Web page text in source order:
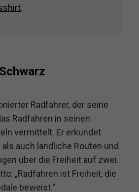
.
Radfahrer, der seine
Radfahren in seinen
vermittelt. Er erkundet
auch ländliche Routen und
über die Freiheit auf zwei
„Radfahren ist Freiheit, die
beweist.“